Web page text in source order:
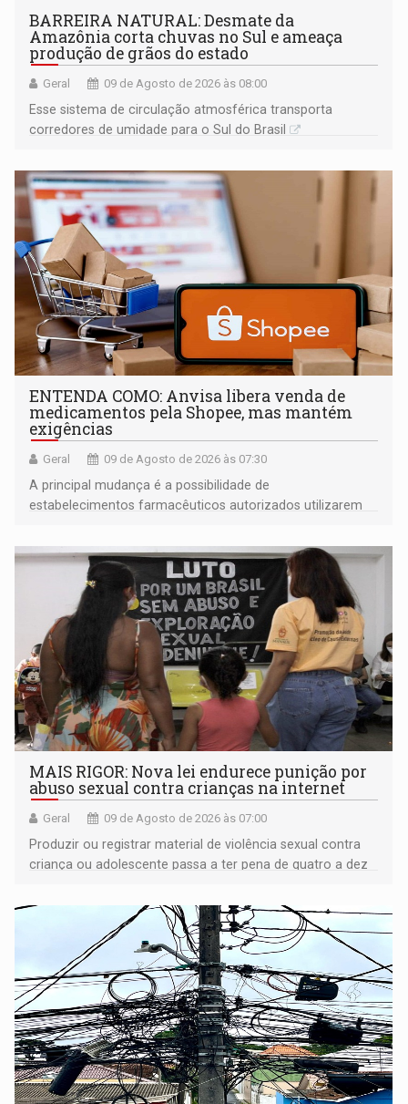
BARREIRA NATURAL: Desmate da
Amazônia corta chuvas no Sul e ameaça
produção de grãos do estado
Geral 09 de Agosto de 2026 às 08:00
Esse sistema de circulação atmosférica transporta
corredores de umidade para o Sul do Brasil
ENTENDA COMO: Anvisa libera venda de
medicamentos pela Shopee, mas mantém
exigências
Geral 09 de Agosto de 2026 às 07:30
A principal mudança é a possibilidade de
estabelecimentos farmacêuticos autorizados utilizarem
MAIS RIGOR: Nova lei endurece punição por
abuso sexual contra crianças na internet
Geral 09 de Agosto de 2026 às 07:00
Produzir ou registrar material de violência sexual contra
criança ou adolescente passa a ter pena de quatro a dez